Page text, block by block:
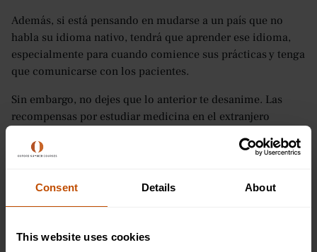
Consent Details About
This website uses cookies
Además, si está pensando en mudarse a un país que no
habla su idioma nativo, tendrá que aprender ese idioma,
especialmente para cuando comience sus prácticas y tenga
que comunicarse con los pacientes.
Sin embargo, no dejes que lo anterior te desanime. Las
recompensas por estudiar medicina en el extranjero
como profesional. No cabe duda de que crecerás en
posible que estés obteniendo una mejor educación o
razones antes de presentar tu solicitud en cualquier lugar.